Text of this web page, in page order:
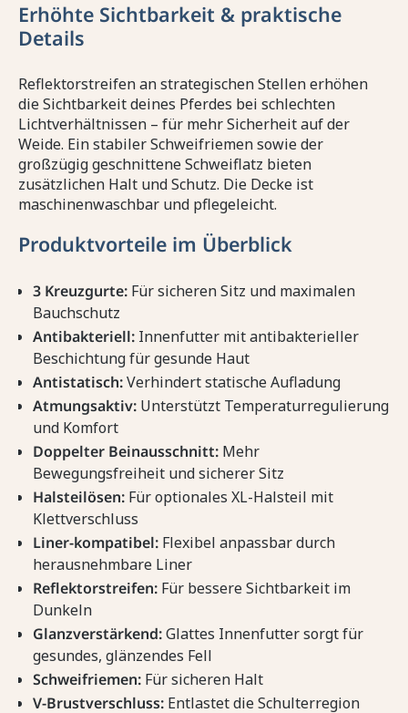
Erhöhte Sichtbarkeit & praktische
Details
Reflektorstreifen an strategischen Stellen erhöhen
die Sichtbarkeit deines Pferdes bei schlechten
Lichtverhältnissen – für mehr Sicherheit auf der
Weide. Ein stabiler Schweifriemen sowie der
großzügig geschnittene Schweiflatz bieten
zusätzlichen Halt und Schutz. Die Decke ist
maschinenwaschbar und pflegeleicht.
Produktvorteile im Überblick
3 Kreuzgurte: Für sicheren Sitz und maximalen
Bauchschutz
Antibakteriell: Innenfutter mit antibakterieller
Beschichtung für gesunde Haut
Antistatisch:Verhindert statische Aufladung
Atmungsaktiv: Unterstützt Temperaturregulierung
und Komfort
Doppelter Beinausschnitt: Mehr
Bewegungsfreiheit und sicherer Sitz
Halsteilösen: Für optionales XL-Halsteil mit
Klettverschluss
Liner-kompatibel: Flexibel anpassbar durch
herausnehmbare Liner
Reflektorstreifen: Für bessere Sichtbarkeit im
Dunkeln
Glanzverstärkend:Glattes Innenfutter sorgt für
gesundes, glänzendes Fell
Schweifriemen: Für sicheren Halt
V-Brustverschluss: Entlastet die Schulterregion